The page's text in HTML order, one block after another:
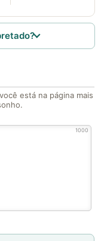
está na página mais
1000